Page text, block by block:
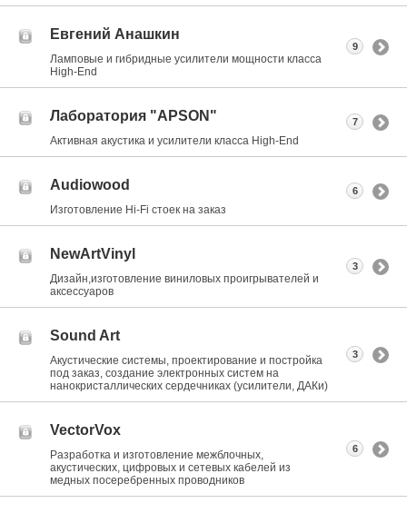
Евгений Анашкин
Ламповые и гибридные усилители мощности класса
High-End
9
Лаборатория "APSON"
Активная акустика и усилители класса Нigh-End
7
Audiowood
Изготовление Hi-Fi стоек на заказ
6
NewArtVinyl
Дизайн,изготовление виниловых проигрывателей и
аксессуаров
3
Sound Art
Акустические системы, проектирование и постройка
под заказ, создание электронных систем на
нанокристаллических сердечниках (усилители, ДАКи)
3
VectorVox
Разработка и изготовление межблочных,
акустических, цифровых и сетевых кабелей из
медных посеребренных проводников
6